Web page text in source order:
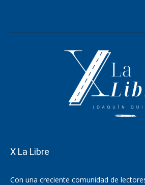
X La Libre
Con una creciente comunidad de